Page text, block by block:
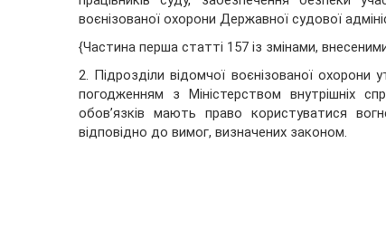
воєнізованої охорони Державної судової
{Частина перша статті 157 із змінами,
2. Підрозділи відомчої воєнізованої
погодженням з Міністерством внутрішніх
обов’язків мають право користуватися
відповідно до вимог, визначених законом.